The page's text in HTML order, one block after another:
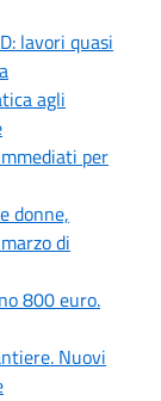
lavori quasi
agli
per
donne,
di
800 euro.
Nuovi